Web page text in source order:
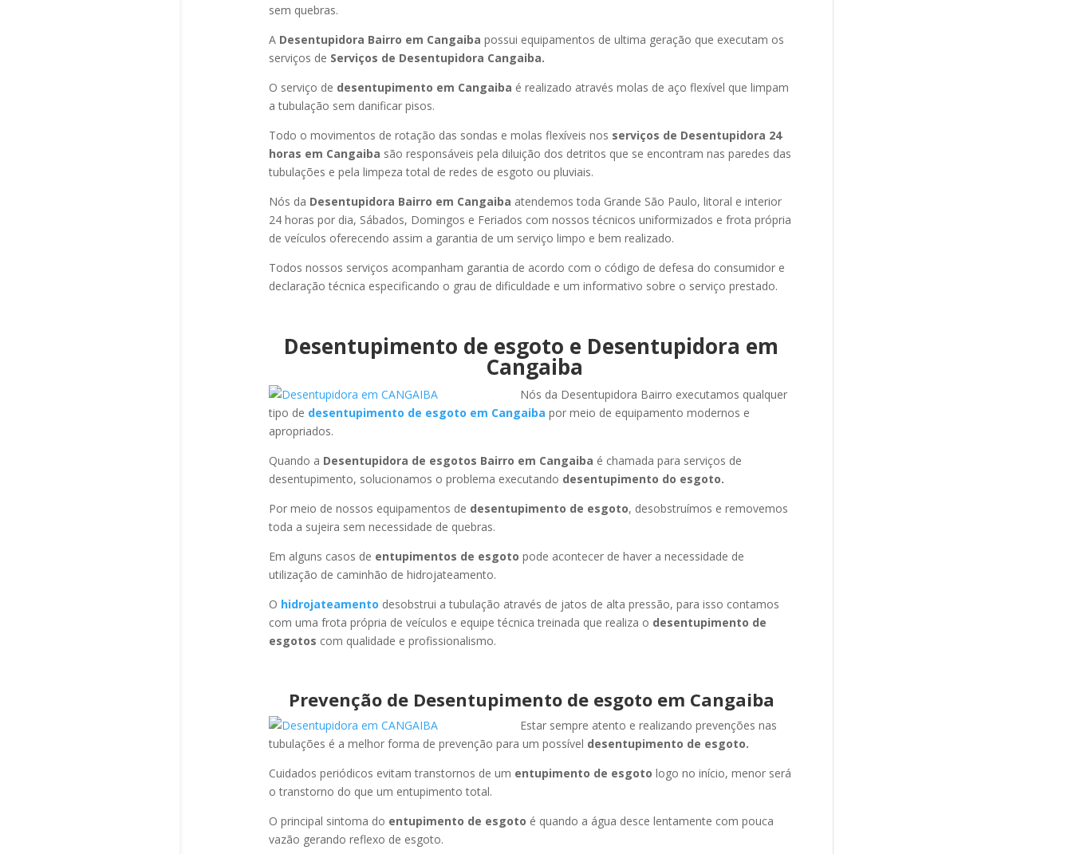
sem quebras.
A Desentupidora Bairro em Cangaiba possui equipamentos de ultima geração que executam os
serviços de Serviços de Desentupidora Cangaiba.
O serviço de desentupimento em Cangaiba é realizado através molas de aço flexível que limpam
a tubulação sem danificar pisos.
Todo o movimentos de rotação das sondas e molas flexíveis nos serviços de Desentupidora 24
horas em Cangaiba são responsáveis pela diluição dos detritos que se encontram nas paredes das
tubulações e pela limpeza total de redes de esgoto ou pluviais.
Nós da Desentupidora Bairro em Cangaiba atendemos toda Grande São Paulo, litoral e interior
24 horas por dia, Sábados, Domingos e Feriados com nossos técnicos uniformizados e frota própria
de veículos oferecendo assim a garantia de um serviço limpo e bem realizado.
Todos nossos serviços acompanham garantia de acordo com o código de defesa do consumidor e
declaração técnica especificando o grau de dificuldade e um informativo sobre o serviço prestado.
Desentupimento de esgoto e Desentupidora em
Cangaiba
Nós da Desentupidora Bairro executamos qualquer
tipo de desentupimento de esgoto em Cangaiba por meio de equipamento modernos e
apropriados.
Quando a Desentupidora de esgotos Bairro em Cangaiba é chamada para serviços de
desentupimento, solucionamos o problema executando desentupimento do esgoto.
Por meio de nossos equipamentos de desentupimento de esgoto, desobstruímos e removemos
toda a sujeira sem necessidade de quebras.
Em alguns casos de entupimentos de esgoto pode acontecer de haver a necessidade de
utilização de caminhão de hidrojateamento.
O hidrojateamento desobstrui a tubulação através de jatos de alta pressão, para isso contamos
com uma frota própria de veículos e equipe técnica treinada que realiza o desentupimento de
esgotos com qualidade e profissionalismo.
Prevenção de Desentupimento de esgoto em Cangaiba
Estar sempre atento e realizando prevenções nas
tubulações é a melhor forma de prevenção para um possível desentupimento de esgoto.
Cuidados periódicos evitam transtornos de um entupimento de esgoto logo no início, menor será
o transtorno do que um entupimento total.
O principal sintoma do entupimento de esgoto é quando a água desce lentamente com pouca
vazão gerando reflexo de esgoto.